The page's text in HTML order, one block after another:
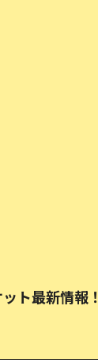
ト最新情報！